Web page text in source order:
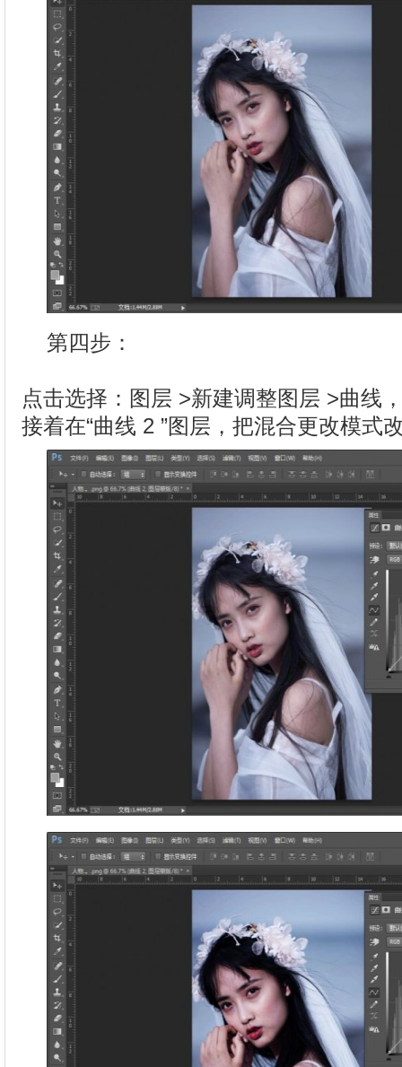
第四步：
点击选择：图层 >新建调整图层 >曲线
接着在“曲线 2 ”图层，把混合更改模式改